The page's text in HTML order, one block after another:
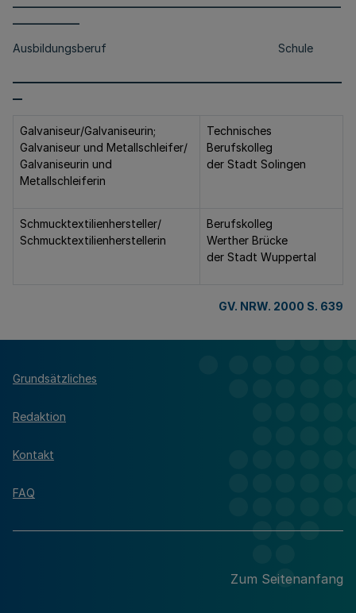
Ausbildungsberuf Schule
Galvaniseur/Galvaniseurin;
Galvaniseur und Metallschleifer/
Galvaniseurin und
Metallschleiferin
Technisches
Berufskolleg
der Stadt Solingen
Schmucktextilienhersteller/
Schmucktextilienherstellerin
Berufskolleg
Werther Brücke
der Stadt Wuppertal
GV. NRW. 2000 S. 639
Grundsätzliches
Redaktion
Kontakt
FAQ
Zum Seitenanfang